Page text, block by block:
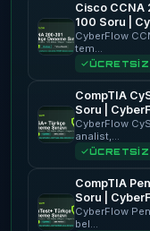
Cisco CCNA
100 Soru |
CyberFlow
tem…
ÜCRETSİZ
CompTIA
Soru |
CyberFlow
analist,…
ÜCRETSİZ
CompTIA
Soru |
CyberFlow
bel…